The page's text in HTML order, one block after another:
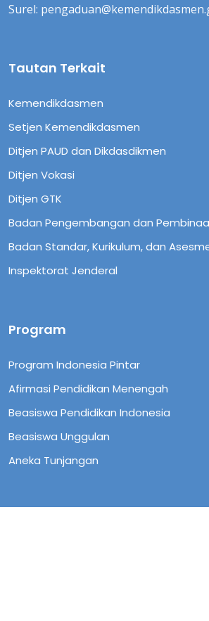
Surel:
Tautan Terkait
Kemendikdasmen
Setjen Kemendikdasmen
Ditjen PAUD dan Dikdasdikmen
Ditjen Vokasi
Ditjen GTK
Badan Pengembangan dan
Badan Standar, Kurikulum, dan
Inspektorat Jenderal
Program
Program Indonesia Pintar
Afirmasi Pendidikan Menengah
Beasiswa Pendidikan Indonesia
Beasiswa Unggulan
Aneka Tunjangan